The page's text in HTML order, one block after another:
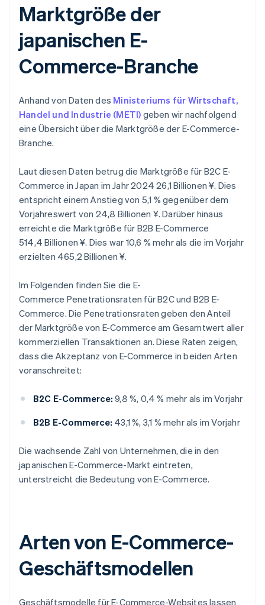
Marktgröße der
japanischen E-
Commerce-Branche
Anhand von Daten des Ministeriums für Wirtschaft,
Handel und Industrie (METI) geben wir nachfolgend
eine Übersicht über die Marktgröße der E-Commerce-
Branche.
Laut diesen Daten betrug die Marktgröße für B2C E-
Commerce in Japan im Jahr 2024 26,1 Billionen ¥. Dies
entspricht einem Anstieg von 5,1 % gegenüber dem
Vorjahreswert von 24,8 Billionen ¥. Darüber hinaus
erreichte die Marktgröße für B2B E-Commerce
514,4 Billionen ¥. Dies war 10,6 % mehr als die im Vorjahr
erzielten 465,2 Billionen ¥.
Im Folgenden finden Sie die E-
Commerce Penetrationsraten für B2C und B2B E-
Commerce. Die Penetrationsraten geben den Anteil
der Marktgröße von E-Commerce am Gesamtwert aller
kommerziellen Transaktionen an. Diese Raten zeigen,
dass die Akzeptanz von E-Commerce in beiden Arten
voranschreitet:
B2C E-Commerce: 9,8 %, 0,4 % mehr als im Vorjahr
B2B E-Commerce: 43,1 %, 3,1 % mehr als im Vorjahr
Die wachsende Zahl von Unternehmen, die in den
japanischen E-Commerce-Markt eintreten,
unterstreicht die Bedeutung von E-Commerce.
Arten von E-Commerce-
Geschäftsmodellen
Geschäftsmodelle für E-Commerce-Websites lassen